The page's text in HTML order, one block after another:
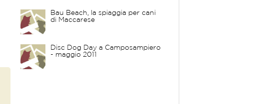
Bau Beach, la spiaggia per cani
di Maccarese
Disc Dog Day a Camposampiero
- maggio 2011